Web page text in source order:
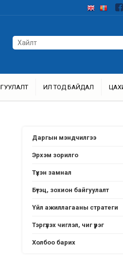
ИЛ ТОД БАЙДАЛ
Даргын мэндчилгээ
Эрхэм зорилго
Түүхэн замнал
Бүтэц, зохион байгуулалт
Үйл ажиллагааны стратеги
Тэргүүлэх чиглэл, чиг үүрэг
Холбоо барих